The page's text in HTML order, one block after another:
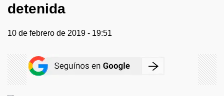
detenida
10 de febrero de 2019 - 19:51